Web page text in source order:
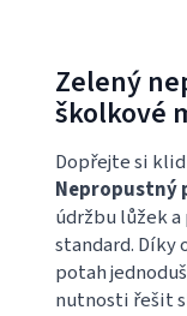
Zelený
školkové
Dopřejte si
Nepropustný
údržbu lůžek
standard. Díky
potah
nutnosti řešit